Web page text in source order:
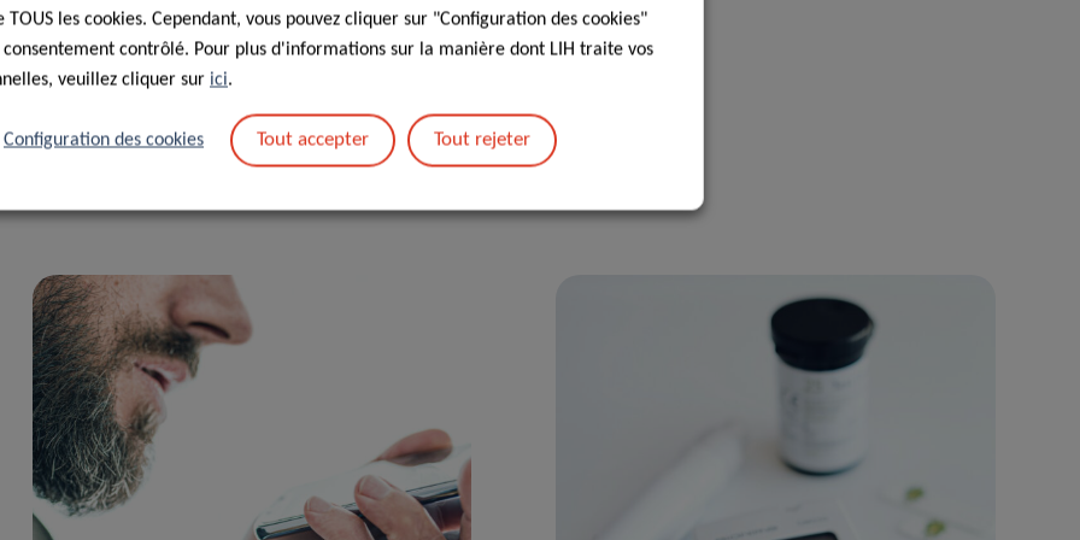
sports drink (unless you’re in the middle of a
at some expert advice.
les cookies. Cependant, vous pouvez cliquer sur "Configuration des cookies"
contrôlé. Pour plus d'informations sur la manière dont LIH traite vos
veuillez cliquer sur ici.
Configuration des cookies Tout accepter Tout rejeter